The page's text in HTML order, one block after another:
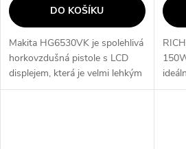
DO KOŠÍKU
Makita HG6530VK je spolehlivá
horkovzdušná pistole s LCD
displejem, která je velmi lehkým
a univerzálním nástrojem na